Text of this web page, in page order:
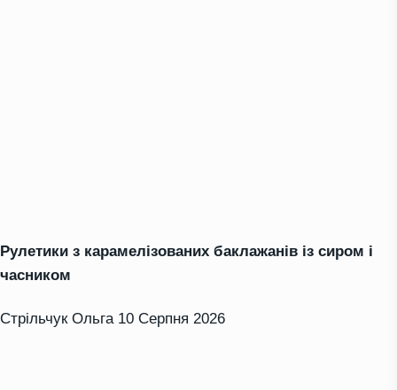
Рулетики з карамелізованих баклажанів із сиром і
часником
Стрільчук Ольга 10 Серпня 2026